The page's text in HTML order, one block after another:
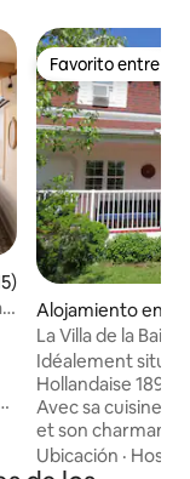
promedio: 4,95 de
Favorito entre
Favorito entre
Alojamiento en
La Villa de la Baie
Idéalement
Hollandaise 1898
Avec sa cuisine
et son charmant
salon spacieux,
Ubicación ·